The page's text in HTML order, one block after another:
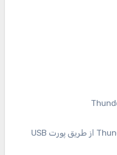
2 عدد پورت Thunderbolt 3 از طریق پورت USB